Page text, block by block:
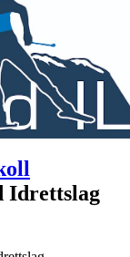
Idrettslag